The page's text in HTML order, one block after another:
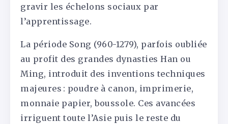
gravir les échelons sociaux par
l’apprentissage.
La période Song (960-1279), parfois oubliée
au profit des grandes dynasties Han ou
Ming, introduit des inventions techniques
majeures : poudre à canon, imprimerie,
monnaie papier, boussole. Ces avancées
irriguent toute l’Asie puis le reste du